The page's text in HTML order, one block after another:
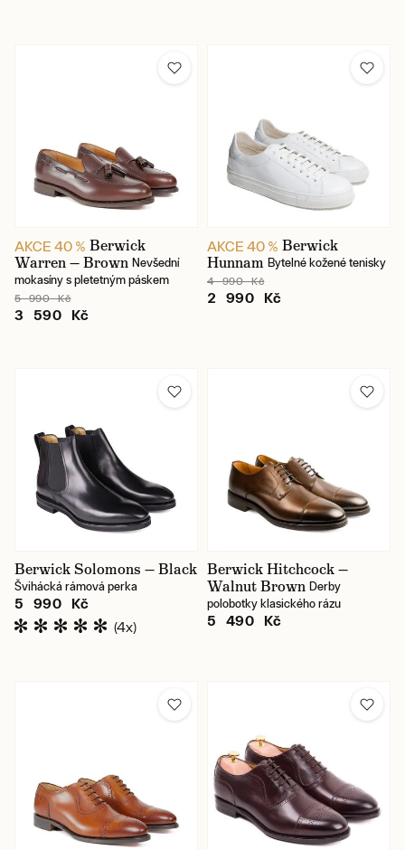
Karlín / prodejna
Jindřišská / prodejna
Skladem
AKCE 40 % Berwick
Warren — Brown Nevšední
mokasíny s pletetným páskem
5 990 Kč
3 590 Kč
AKCE 40 % Berwick
Hunnam Bytelné kožené tenisky
4 990 Kč
2 990 Kč
Berwick Solomons — Black
Švihácká rámová perka
5 990 Kč
(4x)
Berwick Hitchcock —
Walnut Brown Derby
polobotky klasického rázu
5 490 Kč